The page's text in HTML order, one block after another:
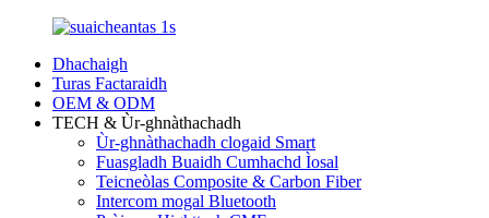
Dhachaigh
Turas Factaraidh
OEM & ODM
TECH & Ùr-ghnàthachadh
Ùr-ghnàthachadh clogaid Smart
Fuasgladh Buaidh Cumhachd Ìosal
Teicneòlas Composite & Carbon Fiber
Intercom mogal Bluetooth